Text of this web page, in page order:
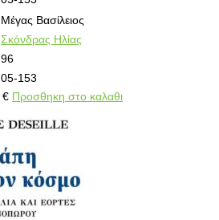
Μέγας Βασίλειος
Σκόνδρας Ηλίας
96
05-153
€ Προσθηκη στο καλαθι